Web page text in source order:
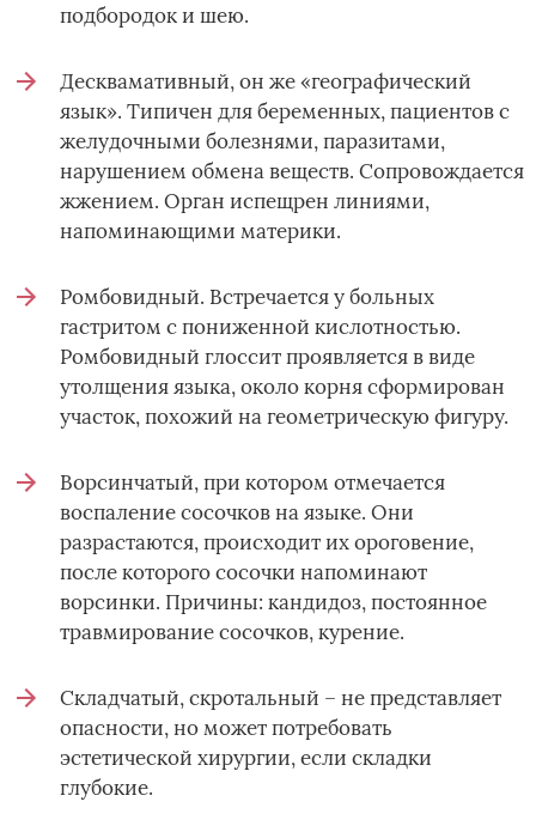
подбородок и шею.
Десквамативный, он же «географический
язык». Типичен для беременных, пациентов с
желудочными болезнями, паразитами,
нарушением обмена веществ. Сопровождается
жжением. Орган испещрен линиями,
напоминающими материки.
Ромбовидный. Встречается у больных
гастритом с пониженной кислотностью.
Ромбовидный глоссит проявляется в виде
утолщения языка, около корня сформирован
участок, похожий на геометрическую фигуру.
Ворсинчатый, при котором отмечается
воспаление сосочков на языке. Они
разрастаются, происходит их ороговение,
после которого сосочки напоминают
ворсинки. Причины: кандидоз, постоянное
травмирование сосочков, курение.
Складчатый, скротальный – не представляет
опасности, но может потребовать
эстетической хирургии, если складки
глубокие.